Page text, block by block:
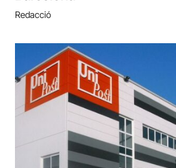
Redacció